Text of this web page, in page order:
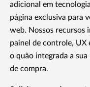
adicional em
página exclusiva para
web. Nossos recursos
painel de controle, UX
o quão integrada a
de compra.